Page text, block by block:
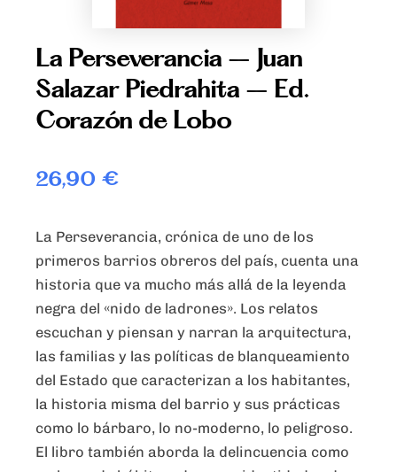
La Perseverancia – Juan
Salazar Piedrahita – Ed.
Corazón de Lobo
26,90 €
La Perseverancia, crónica de uno de los
primeros barrios obreros del país, cuenta una
historia que va mucho más allá de la leyenda
negra del «nido de ladrones». Los relatos
escuchan y piensan y narran la arquitectura,
las familias y las políticas de blanqueamiento
del Estado que caracterizan a los habitantes,
la historia misma del barrio y sus prácticas
como lo bárbaro, lo no-moderno, lo peligroso.
El libro también aborda la delincuencia como